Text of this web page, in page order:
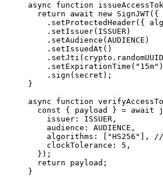
async function
  return
await new SignJWT({
    .
setProtectedHeader({
    .
setIssuer( ISSUER)
    .
setAudience ( AUDIENCE )
    .
setIssuedAt ()
    .
setJti (crypto. randomUUID
    .
setExpirationTime ( "15m" )
    .
sign (secret);
}
async function
  const
{ payload } = await
    issuer:
ISSUER ,
    audience:
AUDIENCE ,
    algorithms: [
"HS256" ], //
    clockTolerance:
5 ,
  });
  return
payload;
}